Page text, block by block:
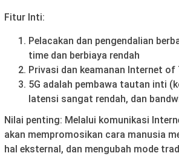
Fitur Inti:
Pelacakan dan pengendalian
time dan berbiaya rendah
Privasi dan keamanan Internet of
5G adalah pembawa tautan inti
latensi sangat rendah, dan
Nilai penting: Melalui komunikasi
akan mempromosikan cara manusia
hal eksternal, dan mengubah mode